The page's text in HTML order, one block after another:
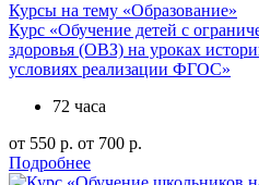
Курсы на тему «Образование»
Курс «Обучение детей с
здоровья (ОВЗ) на уроках
условиях реализации ФГОС»
72 часа
от 550 р. от 700 р.
Подробнее